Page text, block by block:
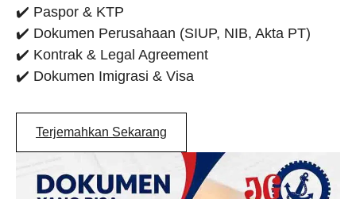
✔️ Paspor & KTP
✔️ Dokumen Perusahaan (SIUP, NIB, Akta PT)
✔️ Kontrak & Legal Agreement
✔️ Dokumen Imigrasi & Visa
Terjemahkan Sekarang